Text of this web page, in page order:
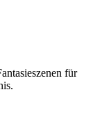
für